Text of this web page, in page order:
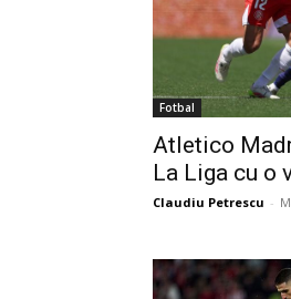
Fotbal
Atletico
La Liga cu o
Claudiu Petrescu -